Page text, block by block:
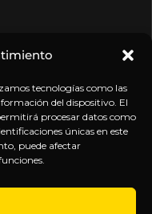
tecnologías como las
del dispositivo. El
procesar datos como
únicas en este
puede afectar
SÍGUENOS